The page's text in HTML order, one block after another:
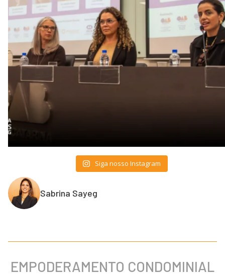
Siga nosso Instagram
Sabrina Sayeg
EMPODERAMENTO CONDOMINIAL